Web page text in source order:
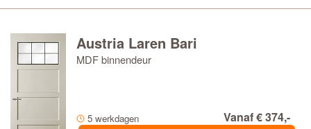
Austria Laren Bari
MDF binnendeur
5 werkdagen Vanaf € 374,-